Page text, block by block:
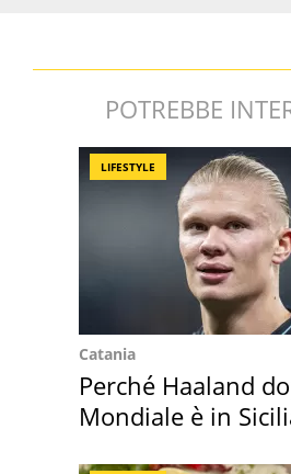
POTREBBE
LIFESTYLE
Catania
Perché Haaland
Mondiale è in